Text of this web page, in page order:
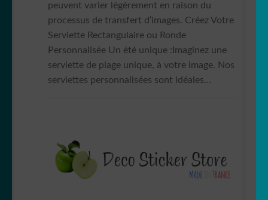
peuvent varier légèrement en raison du
processus de transfert d’images. Créez Votre
Serviette Rectangulaire ou Ronde
Personnalisée Un été unique :Imaginez une
serviette de plage unique, à votre image. Nos
serviettes personnalisées sont idéales…